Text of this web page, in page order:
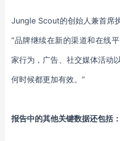
Jungle Scout的创始人兼首席
“品牌继续在新的渠道和在线
家行为，广告、社交媒体活动
何时候都更加有效。”
报告中的其他关键数据还包括：